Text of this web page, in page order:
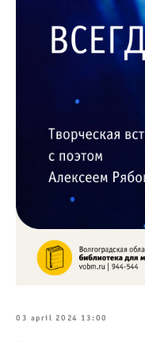
03 april 2024 13:00